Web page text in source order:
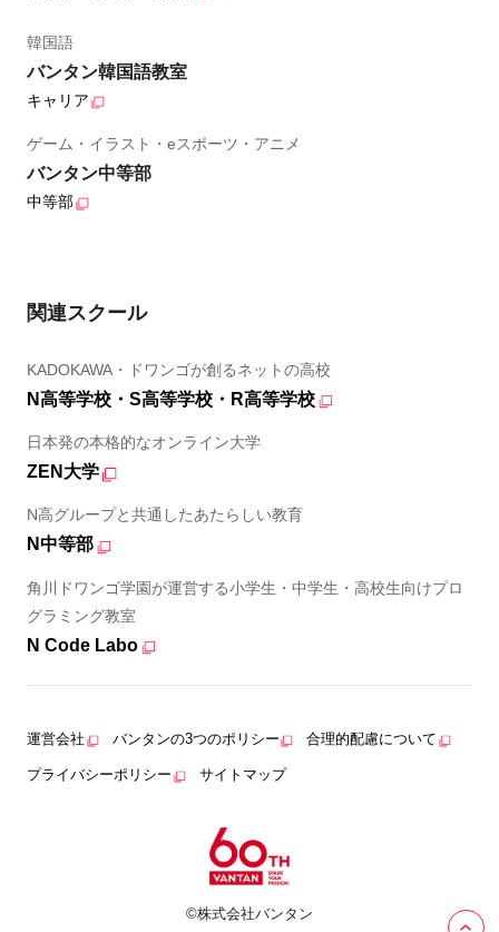
韓国語
バンタン韓国語教室
キャリア
ゲーム・イラスト・eスポーツ・アニメ
バンタン中等部
中等部
関連スクール
KADOKAWA・ドワンゴが創るネットの高校
N高等学校・S高等学校・R高等学校
日本発の本格的なオンライン大学
ZEN大学
N高グループと共通したあたらしい教育
N中等部
角川ドワンゴ学園が運営する小学生・中学生・高校生向けプロ
グラミング教室
N Code Labo
運営会社 バンタンの3つのポリシー 合理的配慮について
プライバシーポリシー サイトマップ
©株式会社バンタン